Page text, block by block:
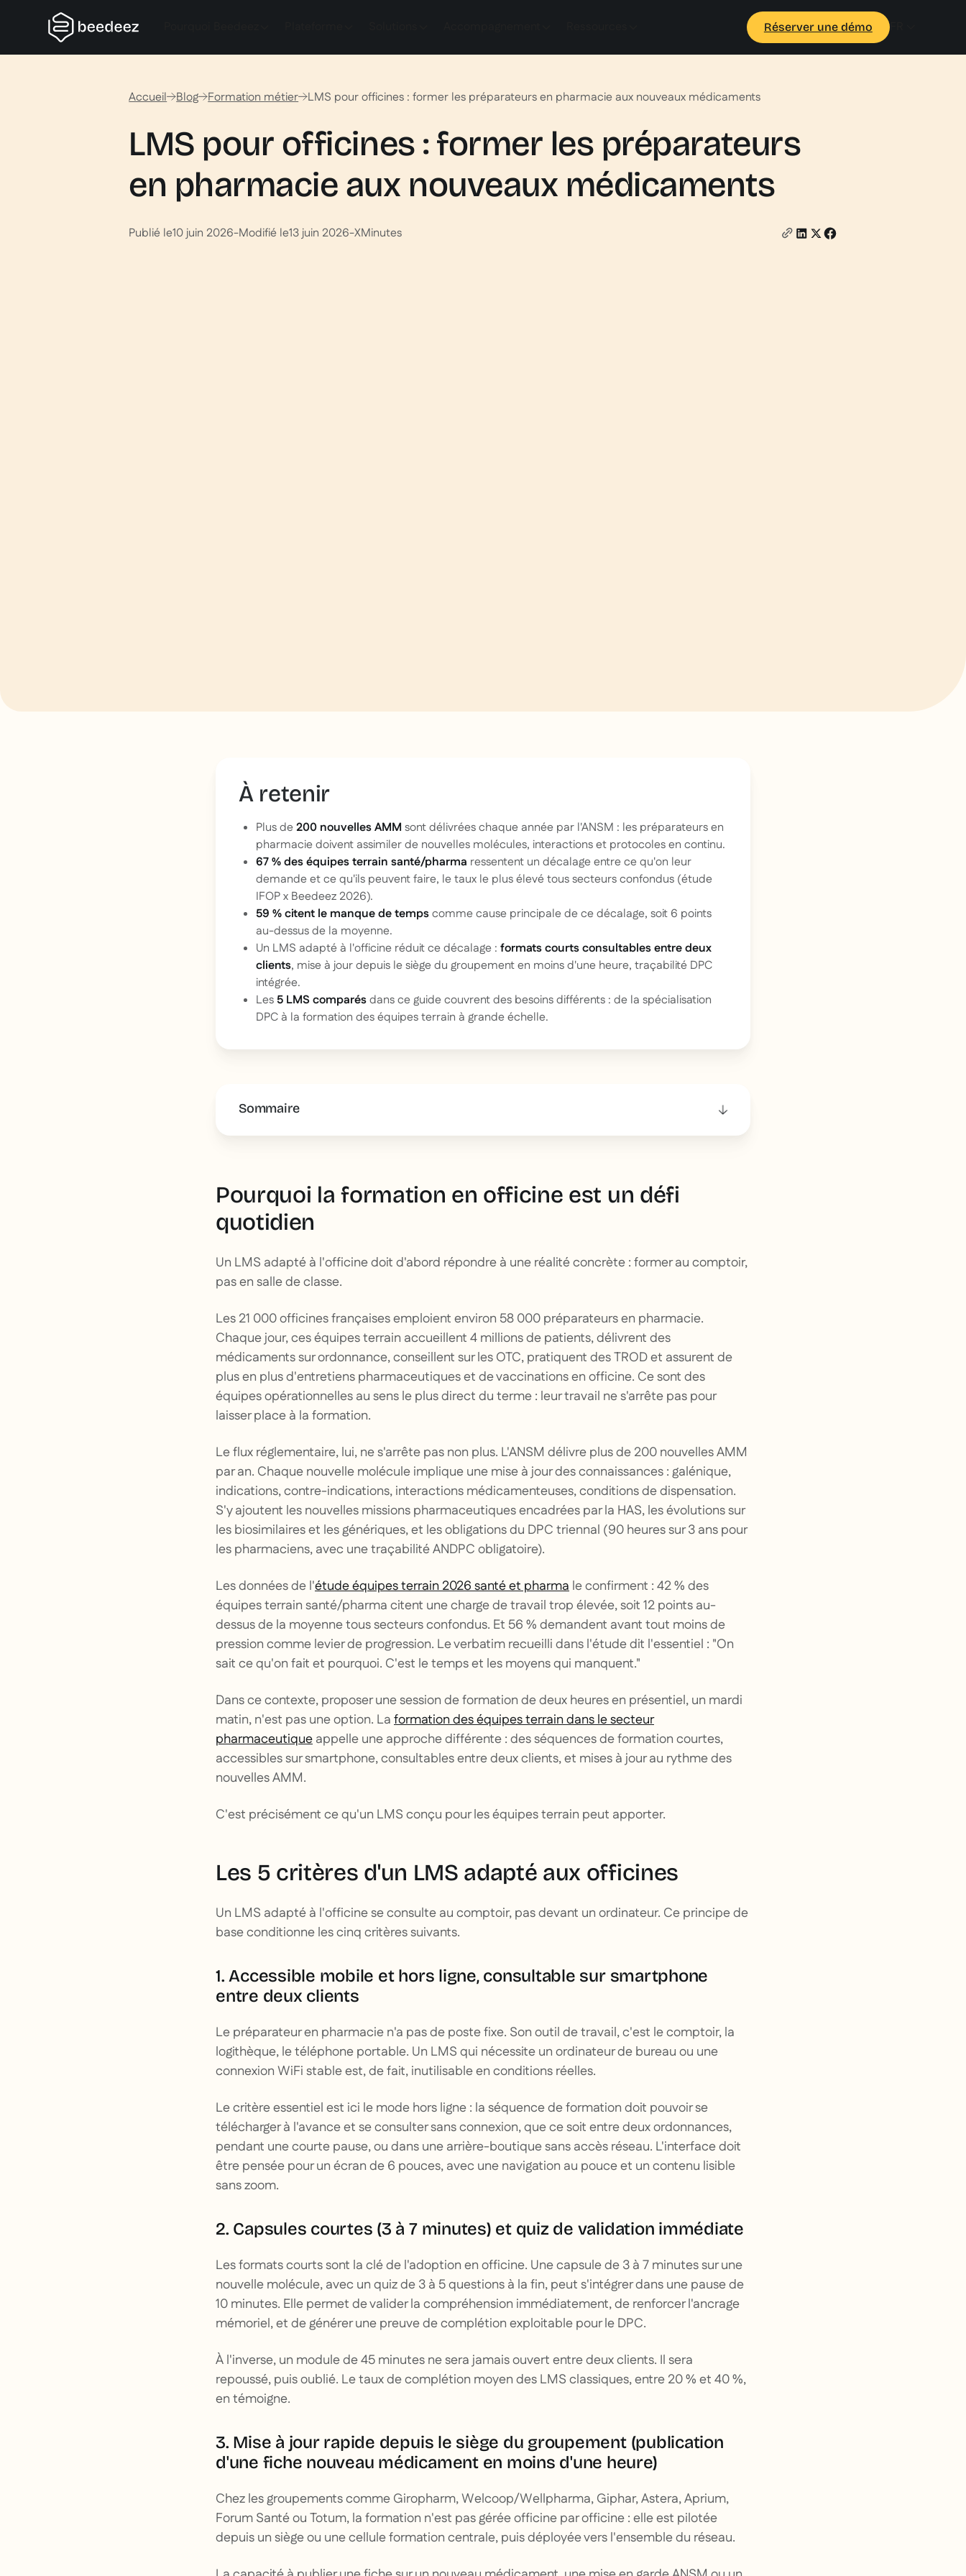
Réserver une démo FR
Accueil Blog Formation métier LMS pour officines : former les préparateurs en pharmacie aux nouveaux médicaments
LMS pour officines : former les préparateurs
en pharmacie aux nouveaux médicaments
Publié le10 juin 2026-Modifié le13 juin 2026-XMinutes
À retenir
Plus de200 nouvelles AMM sont délivrées chaque année par l'ANSM : les préparateurs en
pharmacie doivent assimiler de nouvelles molécules, interactions et protocoles en continu.
67 % des équipes terrain santé/pharma ressentent un décalage entre ce qu'on leur
demande et ce qu'ils peuvent faire, le taux le plus élevé tous secteurs confondus (étude
IFOP x Beedeez 2026).
59 % citent le manque de tempscomme cause principale de ce décalage, soit 6 points
au-dessus de la moyenne.
Un LMS adapté à l'officine réduit ce décalage : formats courts consultables entre deux
clients, mise à jour depuis le siège du groupement en moins d'une heure, traçabilité DPC
intégrée.
Les5 LMS comparésdans ce guide couvrent des besoins différents : de la spécialisation
DPC à la formation des équipes terrain à grande échelle.
Sommaire
Pourquoi la formation en officine est un défi
quotidien
Un LMS adapté à l'officine doit d'abord répondre à une réalité concrète : former au comptoir,
pas en salle de classe.
Les 21 000 officines françaises emploient environ 58 000 préparateurs en pharmacie.
Chaque jour, ces équipes terrain accueillent 4 millions de patients, délivrent des
médicaments sur ordonnance, conseillent sur les OTC, pratiquent des TROD et assurent de
plus en plus d'entretiens pharmaceutiques et de vaccinations en officine. Ce sont des
équipes opérationnelles au sens le plus direct du terme : leur travail ne s'arrête pas pour
laisser place à la formation.
Le flux réglementaire, lui, ne s'arrête pas non plus. L'ANSM délivre plus de 200 nouvelles AMM
par an. Chaque nouvelle molécule implique une mise à jour des connaissances : galénique,
indications, contre-indications, interactions médicamenteuses, conditions de dispensation.
S'y ajoutent les nouvelles missions pharmaceutiques encadrées par la HAS, les évolutions sur
les biosimilaires et les génériques, et les obligations du DPC triennal (90 heures sur 3 ans pour
les pharmaciens, avec une traçabilité ANDPC obligatoire).
Les données de l'étude équipes terrain 2026 santé et pharmale confirment : 42 % des
équipes terrain santé/pharma citent une charge de travail trop élevée, soit 12 points au-
dessus de la moyenne tous secteurs confondus. Et 56 % demandent avant tout moins de
pression comme levier de progression. Le verbatim recueilli dans l'étude dit l'essentiel : "On
sait ce qu'on fait et pourquoi. C'est le temps et les moyens qui manquent."
Dans ce contexte, proposer une session de formation de deux heures en présentiel, un mardi
matin, n'est pas une option. Laformation des équipes terrain dans le secteur
pharmaceutiqueappelle une approche différente : des séquences de formation courtes,
accessibles sur smartphone, consultables entre deux clients, et mises à jour au rythme des
nouvelles AMM.
C'est précisément ce qu'un LMS conçu pour les équipes terrain peut apporter.
Les 5 critères d'un LMS adapté aux officines
Un LMS adapté à l'officine se consulte au comptoir, pas devant un ordinateur. Ce principe de
base conditionne les cinq critères suivants.
1. Accessible mobile et hors ligne, consultable sur smartphone
entre deux clients
Le préparateur en pharmacie n'a pas de poste fixe. Son outil de travail, c'est le comptoir, la
logithèque, le téléphone portable. Un LMS qui nécessite un ordinateur de bureau ou une
connexion WiFi stable est, de fait, inutilisable en conditions réelles.
Le critère essentiel est ici le mode hors ligne : la séquence de formation doit pouvoir se
télécharger à l'avance et se consulter sans connexion, que ce soit entre deux ordonnances,
pendant une courte pause, ou dans une arrière-boutique sans accès réseau. L'interface doit
être pensée pour un écran de 6 pouces, avec une navigation au pouce et un contenu lisible
sans zoom.
2. Capsules courtes (3 à 7 minutes) et quiz de validation immédiate
Les formats courts sont la clé de l'adoption en officine. Une capsule de 3 à 7 minutes sur une
nouvelle molécule, avec un quiz de 3 à 5 questions à la fin, peut s'intégrer dans une pause de
10 minutes. Elle permet de valider la compréhension immédiatement, de renforcer l'ancrage
mémoriel, et de générer une preuve de complétion exploitable pour le DPC.
À l'inverse, un module de 45 minutes ne sera jamais ouvert entre deux clients. Il sera
repoussé, puis oublié. Le taux de complétion moyen des LMS classiques, entre 20 % et 40 %,
en témoigne.
3. Mise à jour rapide depuis le siège du groupement (publication
d'une fiche nouveau médicament en moins d'une heure)
Chez les groupements comme Giropharm, Welcoop/Wellpharma, Giphar, Astera, Aprium,
Forum Santé ou Totum, la formation n'est pas gérée officine par officine : elle est pilotée
depuis un siège ou une cellule formation centrale, puis déployée vers l'ensemble du réseau.